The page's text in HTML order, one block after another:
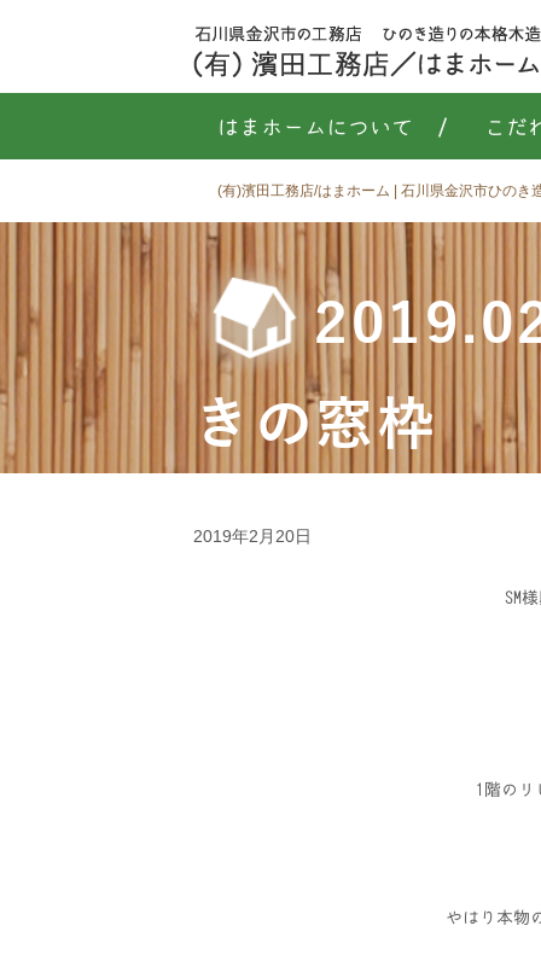
はまホームについて / こだ
(有)濱田工務店/はまホーム | 石川県金沢市ひのき
きの窓枠
2019年2月20日
SM
1階のリ
やはり本物